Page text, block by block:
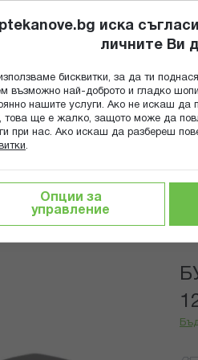
ГРИЖА ЗА МАЙКАТА И ДЕТЕТО
Трайно ниска цена онлайн
иска
личните Ви
бисквитки, за да ти
възможно най-доброто и гладко
нашите услуги. Ако не искаш да
това ще е жалко, защото може да
при нас. Ако искаш да разбереш
.
Опции за
управление